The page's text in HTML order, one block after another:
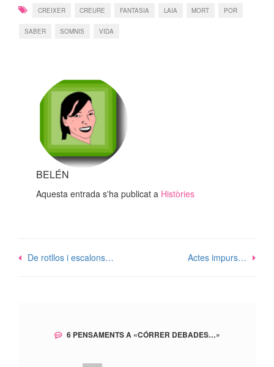
CREIXER CREURE FANTASIA LAIA MORT POR
SABER SOMNIS VIDA
BELÉN
Aquesta entrada s'ha publicat a Històries
Navegació
De rotllos i escalons… Actes impurs…
6 PENSAMENTS A «CÓRRER DEBADES…»